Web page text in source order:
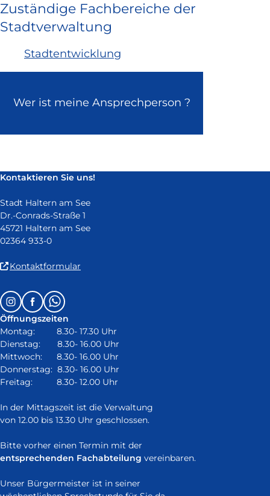
neuem
Fenster)
Zuständige Fachbereiche der
Stadtverwaltung
Stadtentwicklung
Wer ist meine Ansprechperson ?
Kontaktieren Sie uns!
Stadt Haltern am See
Dr.-Conrads-Straße 1
45721 Haltern am See
02364 933-0
Kontaktformular
in
neuem
Fenster)
Follow
us
on:
InstagramFacebookWhatsapp
Öffnungszeiten
Montag: 8.30- 17.30 Uhr
Dienstag: 8.30- 16.00 Uhr
Mittwoch: 8.30- 16.00 Uhr
Donnerstag: 8.30- 16.00 Uhr
Freitag: 8.30- 12.00 Uhr
In der Mittagszeit ist die Verwaltung
von 12.00 bis 13.30 Uhr geschlossen.
Bitte vorher einen Termin mit der
entsprechenden Fachabteilung vereinbaren.
Unser Bürgermeister ist in seiner